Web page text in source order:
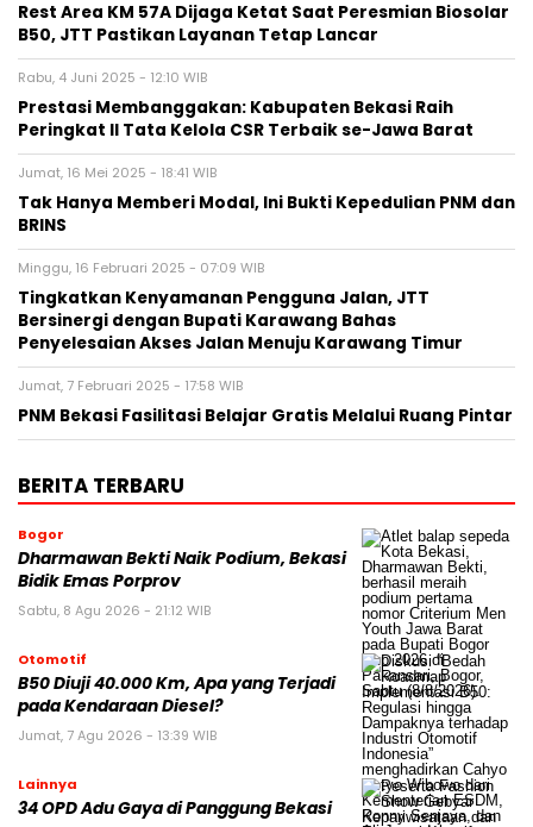
Rest Area KM 57A Dijaga Ketat Saat Peresmian Biosolar
B50, JTT Pastikan Layanan Tetap Lancar
Rabu, 4 Juni 2025 - 12:10 WIB
Prestasi Membanggakan: Kabupaten Bekasi Raih
Peringkat II Tata Kelola CSR Terbaik se-Jawa Barat
Jumat, 16 Mei 2025 - 18:41 WIB
Tak Hanya Memberi Modal, Ini Bukti Kepedulian PNM dan
BRINS
Minggu, 16 Februari 2025 - 07:09 WIB
Tingkatkan Kenyamanan Pengguna Jalan, JTT
Bersinergi dengan Bupati Karawang Bahas
Penyelesaian Akses Jalan Menuju Karawang Timur
Jumat, 7 Februari 2025 - 17:58 WIB
PNM Bekasi Fasilitasi Belajar Gratis Melalui Ruang Pintar
BERITA TERBARU
Bogor
Dharmawan Bekti Naik Podium, Bekasi
Bidik Emas Porprov
Sabtu, 8 Agu 2026 - 21:12 WIB
Otomotif
B50 Diuji 40.000 Km, Apa yang Terjadi
pada Kendaraan Diesel?
Jumat, 7 Agu 2026 - 13:39 WIB
Lainnya
34 OPD Adu Gaya di Panggung Bekasi